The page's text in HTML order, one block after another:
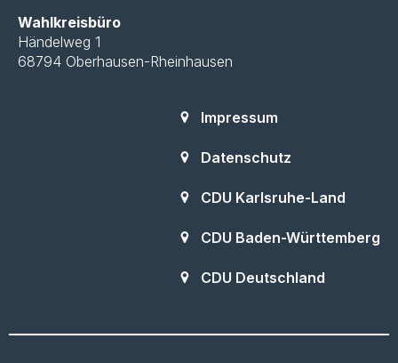
Wahlkreisbüro
Händelweg 1
68794 Oberhausen-Rheinhausen
Impressum
Datenschutz
CDU Karlsruhe-Land
CDU Baden-Württemberg
CDU Deutschland